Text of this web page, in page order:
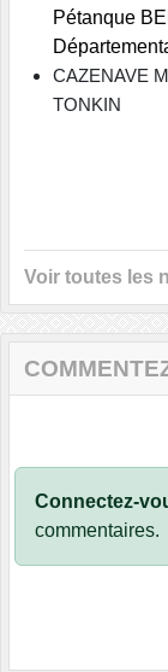
Pétanque
CAZENAVE
TONKIN
Voir toutes les
Connectez-
commentaires.